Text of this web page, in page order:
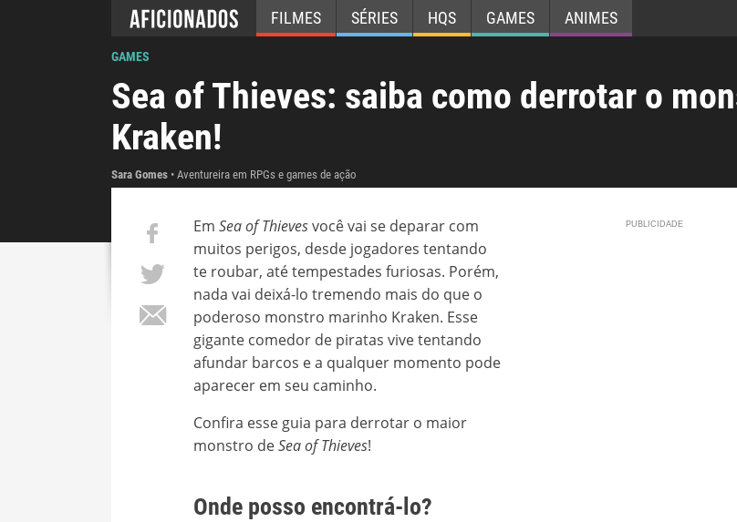
FILMES SÉRIES HQS GAMES ANIMES
GAMES
Sea of Thieves: saiba como derrotar o
Kraken!
Sara Gomes Aventureira em RPGs e games de ação
Em Sea of Thievesvocê vai se deparar com
muitos perigos, desde jogadores tentando
te roubar, até tempestades furiosas. Porém,
nada vai deixá-lo tremendo mais do que o
poderoso monstro marinho Kraken. Esse
gigante comedor de piratas vive tentando
afundar barcos e a qualquer momento pode
aparecer em seu caminho.
Confira esse guia para derrotar o maior
monstro deSea of Thieves!
Onde posso encontrá-lo?